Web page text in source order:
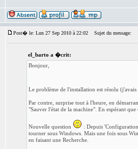
Post� le: Lun 27 Sep 2010 à 22:02 Sujet du message:
el_barto a �crit:
Bonjour,
Le problème de l'installation est résolu
Par contre, surprise tout à l'heure, en
"Sauver l'état de la machine". En espérant que
Nouvelle question
: Depuis
tourner sous Windows. Mais une fois sous
en faisant une Recherche.